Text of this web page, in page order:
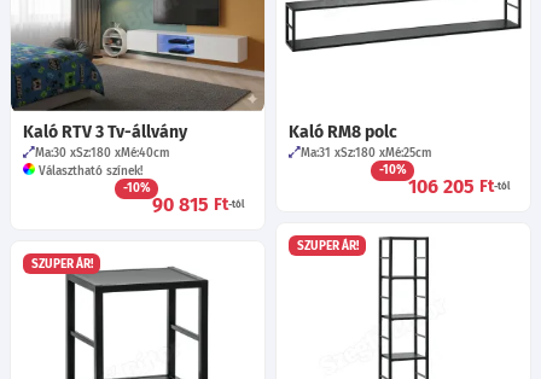
Kaló RTV 3 Tv-állvány
Ma:30 Sz:180 Mé:40cm
Választható színek!
-10%
90 815 Ft-tól
Kaló RM8 polc
Ma:31 Sz:180 Mé:25cm
-10%
106 205 Ft-tól
SZUPER ÁR!
SZUPER ÁR!